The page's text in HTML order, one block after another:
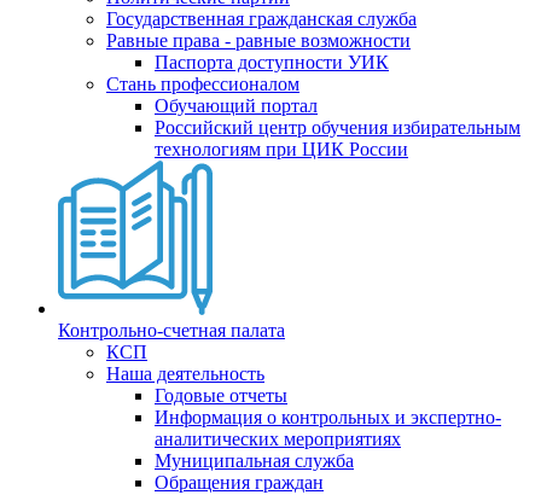
Государственная гражданская служба
Равные права - равные возможности
Паспорта доступности УИК
Стань профессионалом
Обучающий портал
Российский центр обучения избирательным
технологиям при ЦИК России
Контрольно-счетная палата
КСП
Наша деятельность
Годовые отчеты
Информация о контрольных и экспертно-
аналитических мероприятиях
Муниципальная служба
Обращения граждан